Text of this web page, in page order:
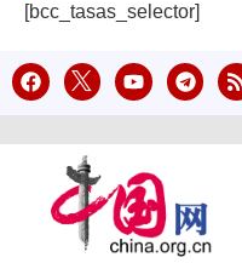
[bcc_tasas_selector]